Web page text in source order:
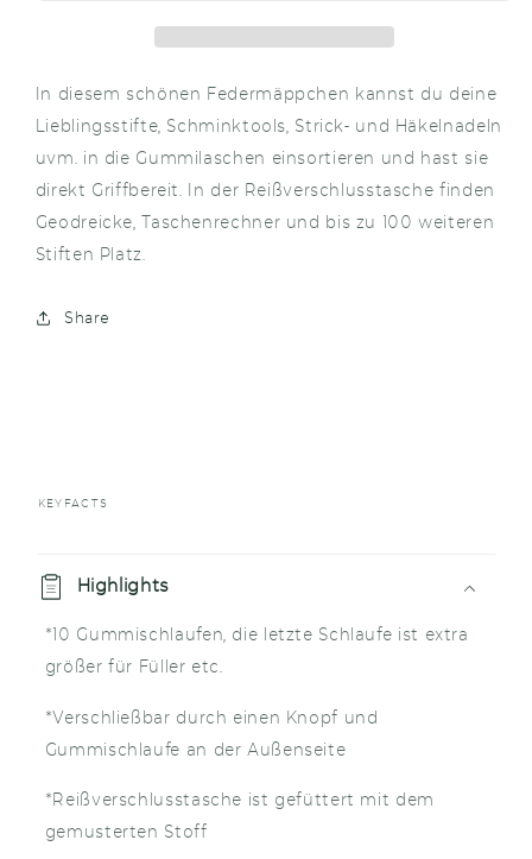
In diesem schönen Federmäppchen kannst du deine
Lieblingsstifte, Schminktools, Strick- und Häkelnadeln
uvm. in die Gummilaschen einsortieren und hast sie
direkt Griffbereit. In der Reißverschlusstasche finden
Geodreicke, Taschenrechner und bis zu 100 weiteren
Stiften Platz.
Share
KEYFACTS
i
a
p
p
a
Highlights
*10 Gummischlaufen, die letzte Schlaufe ist extra
größer für Füller etc.
*Verschließbar durch einen Knopf und
Gummischlaufe an der Außenseite
*Reißverschlusstasche ist gefüttert mit dem
gemusterten Stoff